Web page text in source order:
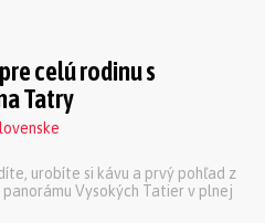
celú rodinu s
Tatry
urobíte si kávu a prvý pohľad z
Vysokých Tatier v plnej